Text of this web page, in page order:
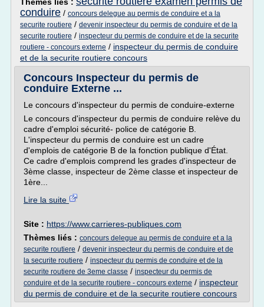
conduire / concours delegue au permis de conduire et a la
securite routiere / devenir inspecteur du permis de conduire et de la
securite routiere / inspecteur du permis de conduire et de la securite
routiere - concours externe / inspecteur du permis de conduire
et de la securite routiere concours
Concours Inspecteur du permis de
conduire Externe ...
Le concours d'inspecteur du permis de conduire-externe
Le concours d'inspecteur du permis de conduire relève du
cadre d'emploi sécurité- police de catégorie B.
L'inspecteur du permis de conduire est un cadre
d'emplois de catégorie B de la fonction publique d'État.
Ce cadre d'emplois comprend les grades d'inspecteur de
3ème classe, inspecteur de 2ème classe et inspecteur de
1ère...
Lire la suite
Site : https://www.carrieres-publiques.com
Thèmes liés : concours delegue au permis de conduire et a la
securite routiere / devenir inspecteur du permis de conduire et de
la securite routiere / inspecteur du permis de conduire et de la
securite routiere de 3eme classe / inspecteur du permis de
conduire et de la securite routiere - concours externe / inspecteur
du permis de conduire et de la securite routiere concours